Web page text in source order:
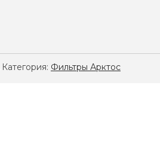
Категория: Фильтры Арктос